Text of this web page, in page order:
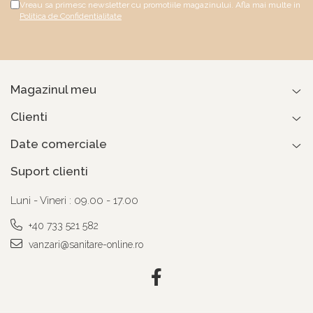
Vreau sa primesc newsletter cu promotiile magazinului. Afla mai multe in
Politica de Confidentialitate
Magazinul meu
Clienti
Date comerciale
Suport clienti
Luni - Vineri : 09.00 - 17.00
+40 733 521 582
vanzari@sanitare-online.ro